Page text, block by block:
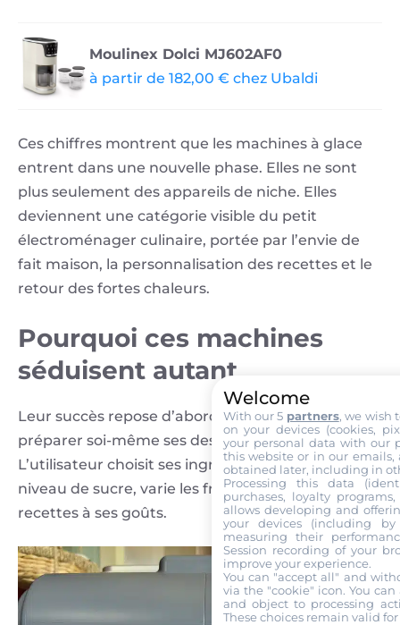
Moulinex Dolci MJ602AF0
à partir de 182,00 € chez Ubaldi
Ces chiffres montrent que les machines à glace
entrent dans une nouvelle phase. Elles ne sont
plus seulement des appareils de niche. Elles
deviennent une catégorie visible du petit
électroménager culinaire, portée par l’envie de
fait maison, la personnalisation des recettes et le
retour des fortes chaleurs.
Pourquoi ces machines
séduisent autant
Leur succès repose d’abord sur l’envie de
préparer soi-même ses desserts glacés.
L’utilisateur choisit ses ingrédients, ajuste le
niveau de sucre, varie les fruits et adapte les
recettes à ses goûts.
Welcome
With our 5 partners, we wish
on your devices (cookies,
your personal data with our
this website or in our emails,
obtained later, including in
Processing this data
purchases, loyalty
allows developing and
your devices (including
measuring their
Session recording of your
improve your experience.
You can "accept all" and
via the "cookie" icon. You
and object to processing
These choices remain valid